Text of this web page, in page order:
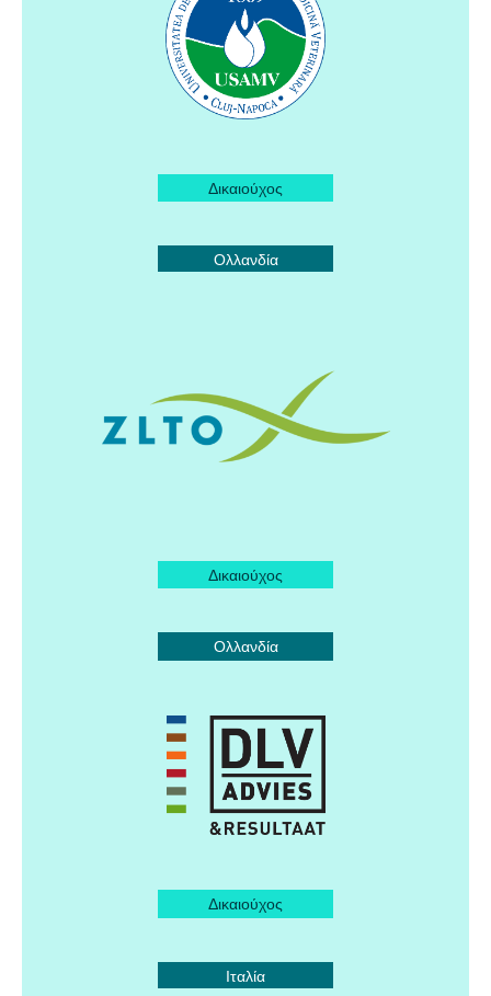
Δικαιούχος
Ολλανδία
Δικαιούχος
Ολλανδία
Δικαιούχος
Ιταλία